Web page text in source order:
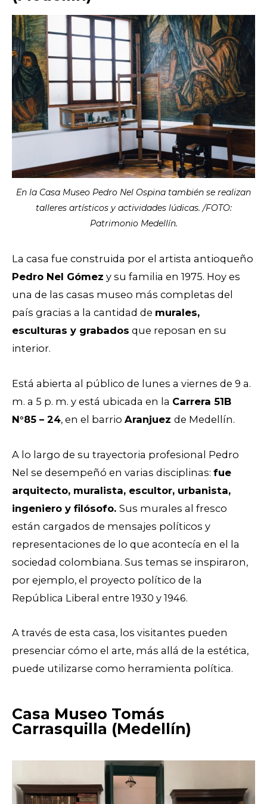
En la Casa Museo Pedro Nel Ospina también se realizan
talleres artísticos y actividades lúdicas. /FOTO:
Patrimonio Medellín.
La casa fue construida por el artista antioqueño
Pedro Nel Gómez y su familia en 1975. Hoy es
una de las casas museo más completas del
país gracias a la cantidad de murales,
esculturas y grabados que reposan en su
interior.
Está abierta al público de lunes a viernes de 9 a.
m. a 5 p. m. y está ubicada en la Carrera 51B
N°85 – 24, en el barrio Aranjuez de Medellín.
A lo largo de su trayectoria profesional Pedro
Nel se desempeñó en varias disciplinas: fue
arquitecto, muralista, escultor, urbanista,
ingeniero y filósofo. Sus murales al fresco
están cargados de mensajes políticos y
representaciones de lo que acontecía en el la
sociedad colombiana. Sus temas se inspiraron,
por ejemplo, el proyecto político de la
República Liberal entre 1930 y 1946.
A través de esta casa, los visitantes pueden
presenciar cómo el arte, más allá de la estética,
puede utilizarse como herramienta política.
Casa Museo Tomás
Carrasquilla (Medellín)